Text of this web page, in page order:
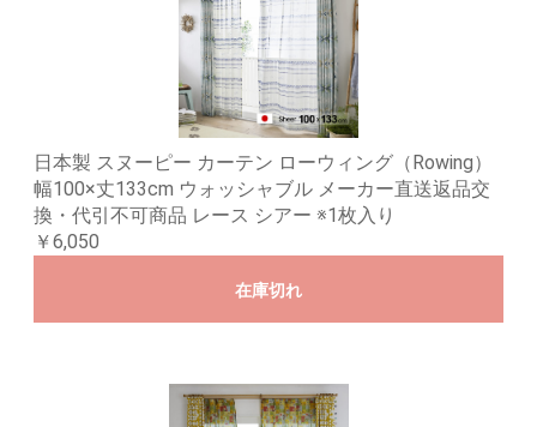
日本製 スヌーピー カーテン ローウィング（Rowing）
幅100×丈133cm ウォッシャブル メーカー直送返品交
換・代引不可商品 レース シアー ※1枚入り
￥6,050
在庫切れ